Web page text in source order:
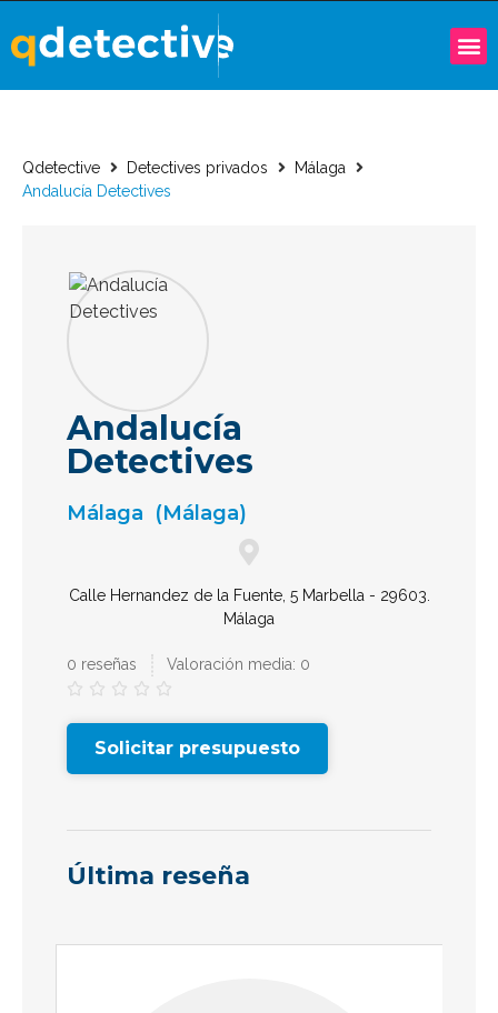
Qdetective Detectives privados
Málaga
Andalucía Detectives
Andalucía
Detectives
Málaga (Málaga)
Calle Hernandez de la Fuente, 5 Marbella - 29603.
Málaga
0 reseñas Valoración media: 0
    
Solicitar presupuesto
Última reseña